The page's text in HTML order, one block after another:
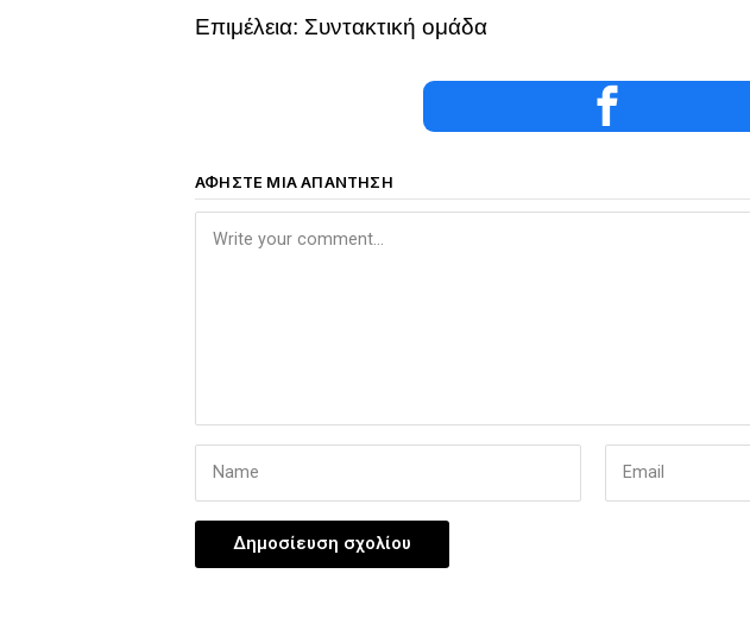
Επιμέλεια: Συντακτική ομάδα
ΑΦΉΣΤΕ ΜΙΑ ΑΠΆΝΤΗΣΗ